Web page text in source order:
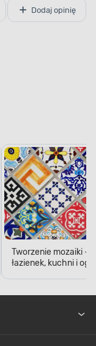
Dodaj opinię
Tworzenie mozaiki -
łazienek, kuchni i